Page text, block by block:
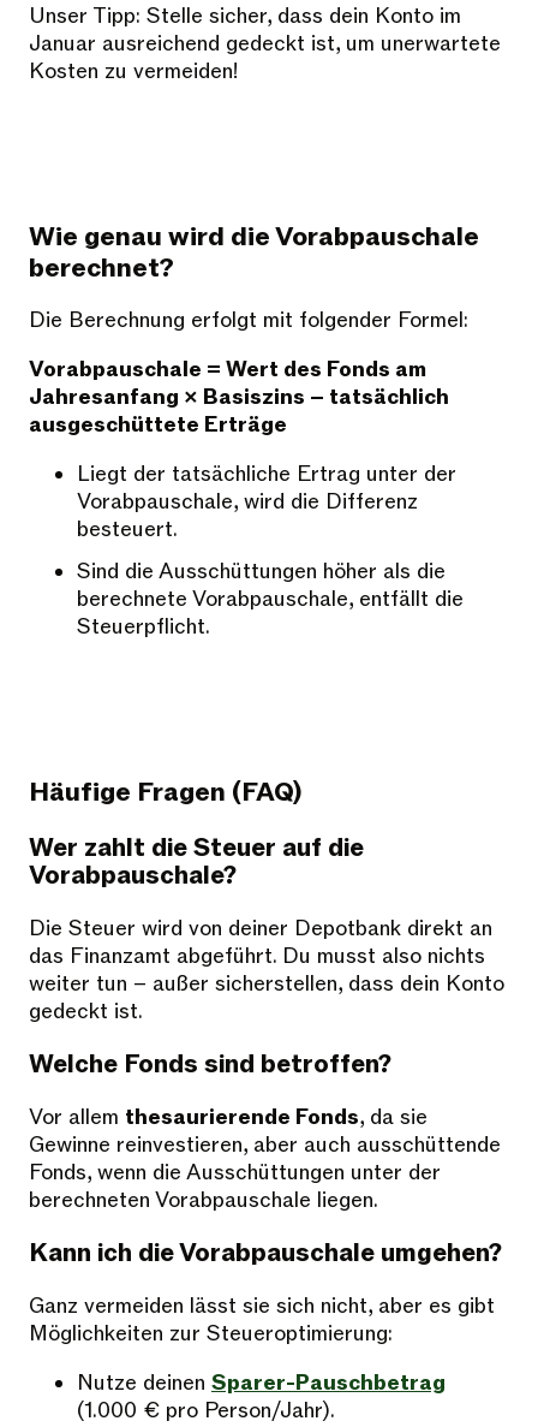
Unser Tipp: Stelle sicher, dass dein Konto im
Januar ausreichend gedeckt ist, um unerwartete
Kosten zu vermeiden!
Wie genau wird die Vorabpauschale
berechnet?
Die Berechnung erfolgt mit folgender Formel:
Vorabpauschale = Wert des Fonds am
Jahresanfang × Basiszins – tatsächlich
ausgeschüttete Erträge
Liegt der tatsächliche Ertrag unter der
Vorabpauschale, wird die Differenz
besteuert.
Sind die Ausschüttungen höher als die
berechnete Vorabpauschale, entfällt die
Steuerpflicht.
Häufige Fragen (FAQ)
Wer zahlt die Steuer auf die
Vorabpauschale?
Die Steuer wird von deiner Depotbank direkt an
das Finanzamt abgeführt. Du musst also nichts
weiter tun – außer sicherstellen, dass dein Konto
gedeckt ist.
Welche Fonds sind betroffen?
Vor allem thesaurierende Fonds, da sie
Gewinne reinvestieren, aber auch ausschüttende
Fonds, wenn die Ausschüttungen unter der
berechneten Vorabpauschale liegen.
Kann ich die Vorabpauschale umgehen?
Ganz vermeiden lässt sie sich nicht, aber es gibt
Möglichkeiten zur Steueroptimierung:
Nutze deinen Sparer-Pauschbetrag
(1.000 € pro Person/Jahr).